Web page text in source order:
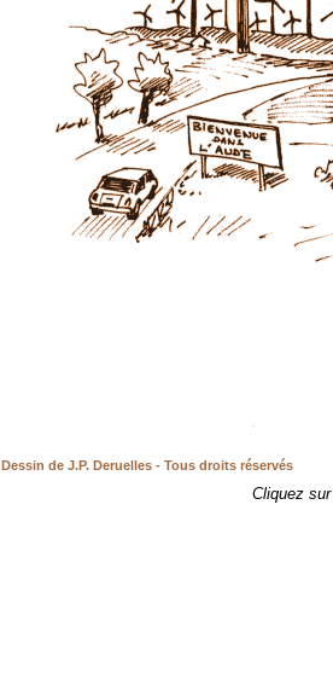
Dessin de J.P. Deruelles - Tous droits réservés
Cliquez